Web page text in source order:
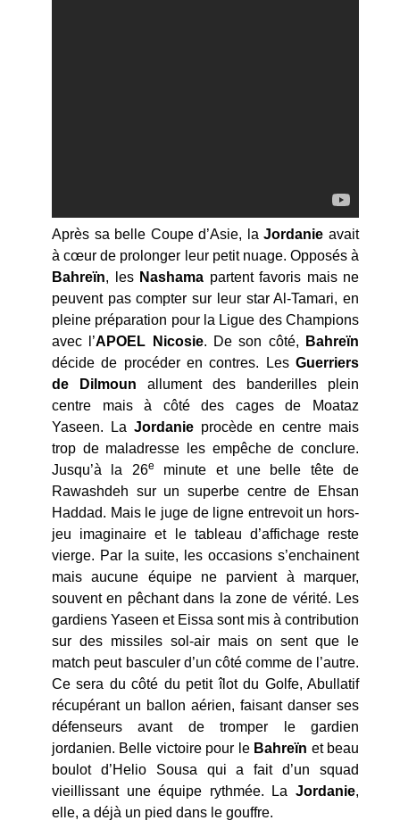
Après sa belle Coupe d’Asie, laJordanie avait
à cœur de prolonger leur petit nuage. Opposés à
Bahreïn, les Nashama partent favoris mais ne
peuvent pas compter sur leur star Al-Tamari, en
pleine préparation pour la Ligue des Champions
avec l’APOEL Nicosie. De son côté,
Bahreïn
décide de procéder en contres. Les Guerriers
de Dilmoun allument des banderilles plein
centre mais à côté des cages de Moataz
Yaseen. La Jordanieprocède en centre mais
trop de maladresse les empêche de conclure.
Jusqu’à la 26e
minute et une belle tête de
Rawashdeh sur un superbe centre de Ehsan
Haddad. Mais le juge de ligne entrevoit un hors-
jeu imaginaire et le tableau d’affichage reste
vierge. Par la suite, les occasions s’enchainent
mais aucune équipe ne parvient à marquer,
souvent en pêchant dans la zone de vérité. Les
gardiens Yaseen et Eissa sont mis à contribution
sur des missiles sol-air mais on sent que le
match peut basculer d’un côté comme de l’autre.
Ce sera du côté du petit îlot du Golfe, Abullatif
récupérant un ballon aérien, faisant danser ses
défenseurs avant de tromper le gardien
jordanien. Belle victoire pour le Bahreïn et beau
boulot d’Helio Sousa qui a fait d’un squad
vieillissant une équipe rythmée. La Jordanie,
elle, a déjà un pied dans le gouffre.